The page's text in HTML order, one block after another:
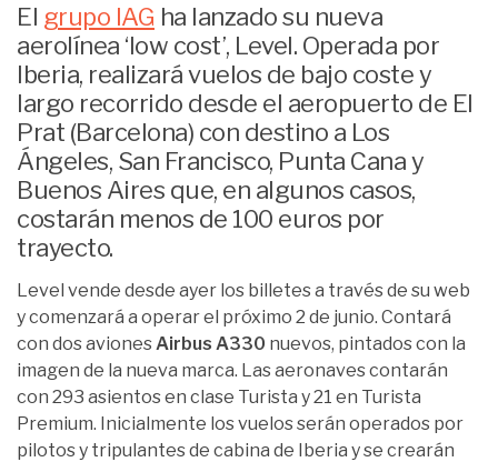
El grupo IAG ha lanzado su nueva
aerolínea ‘low cost’, Level. Operada por
Iberia, realizará vuelos de bajo coste y
largo recorrido desde el aeropuerto de El
Prat (Barcelona) con destino a Los
Ángeles, San Francisco, Punta Cana y
Buenos Aires que, en algunos casos,
costarán menos de 100 euros por
trayecto.
Level vende desde ayer los billetes a través de su web
y comenzará a operar el próximo 2 de junio. Contará
con dos aviones Airbus A330 nuevos, pintados con la
imagen de la nueva marca. Las aeronaves contarán
con 293 asientos en clase Turista y 21 en Turista
Premium. Inicialmente los vuelos serán operados por
pilotos y tripulantes de cabina de Iberia y se crearán